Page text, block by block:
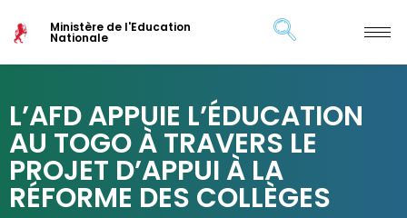
Ministère de l'Education
Nationale
L’AFD APPUIE L’ÉDUCATION
AU TOGO À TRAVERS LE
PROJET D’APPUI À LA
RÉFORME DES COLLÈGES